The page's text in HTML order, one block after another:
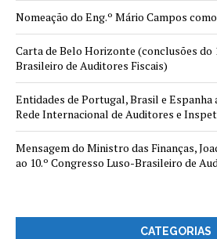
Nomeação do Eng.º Mário Campos
Carta de Belo Horizonte (conclusões do
Brasileiro de Auditores Fiscais)
Entidades de Portugal, Brasil e Espanha
Rede Internacional de Auditores e
Mensagem do Ministro das Finanças,
ao 10.º Congresso Luso-Brasileiro de
CATEGORIAS